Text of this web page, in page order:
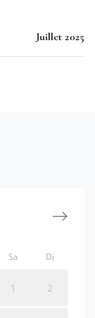
Juillet 2025
Sa Di
1 2